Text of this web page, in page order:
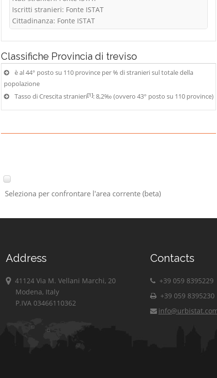
Iscritti stranieri: Fonte ISTAT
Cittadinanza: Fonte ISTAT
Classifiche Provincia di treviso
è al 44° posto su 110 province per % di stranieri sul totale della
popolazione
Tasso di Crescita stranieri[1]: 8,2‰ (ovvero 43° posto su 110 province)
Seleziona per confrontare l'area corrente (beta)
Address
41124 Via M. Vellani Marchi, 20
Modena, Italy
P.IVA 03466110362
Contacts
+39 059 8395229
+39 059 8395230